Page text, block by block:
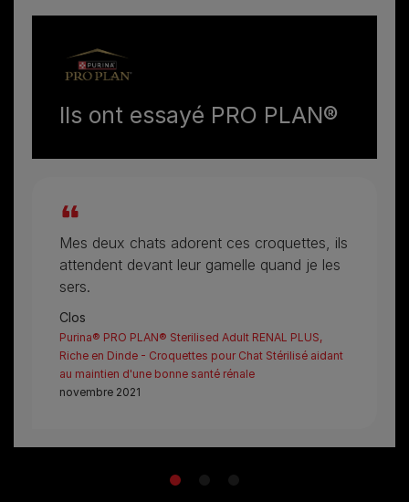
Ils ont essayé PRO PLAN®
Mes deux chats adorent ces croquettes, ils
attendent devant leur gamelle quand je les
sers.
Clos
Purina® PRO PLAN® Sterilised Adult RENAL PLUS,
Riche en Dinde - Croquettes pour Chat Stérilisé aidant
au maintien d'une bonne santé rénale
novembre 2021
1